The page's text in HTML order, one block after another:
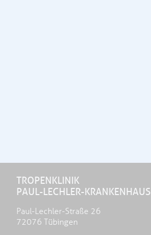
TROPENKLINIK
PAUL-LECHLER-KRANKENHAUS
Paul-Lechler-Straße 26
72076 Tübingen